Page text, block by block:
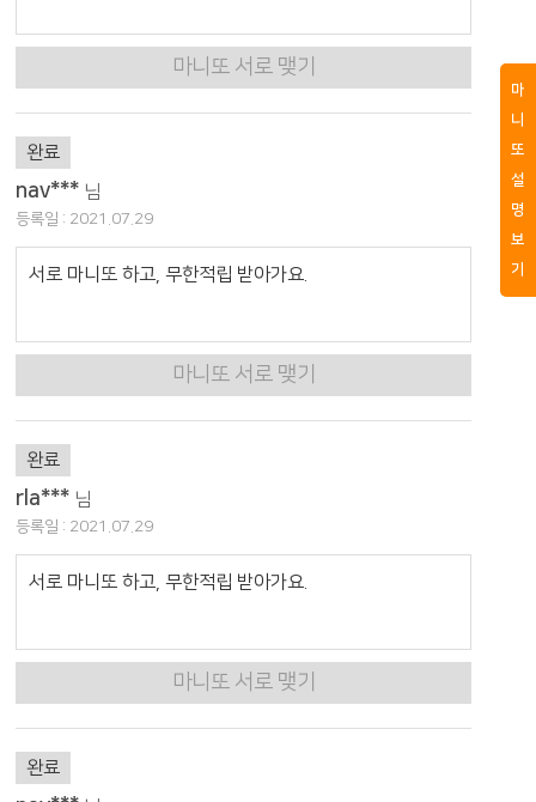
마
니
또
설
명
보
기
마니또 서로 맺기
완료
nav*** 님
등록일 : 2021.07.29
서로 마니또 하고, 무한적립 받아가요.
마니또 서로 맺기
완료
rla*** 님
등록일 : 2021.07.29
서로 마니또 하고, 무한적립 받아가요.
마니또 서로 맺기
완료